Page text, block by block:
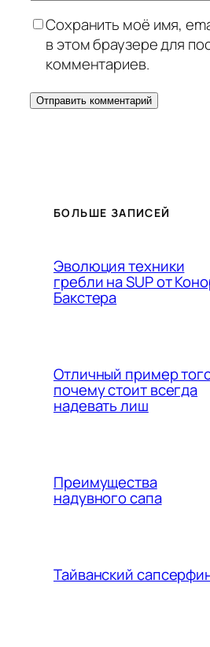
Сохранить моё имя,
в этом браузере для
комментариев.
БОЛЬШЕ ЗАПИСЕЙ
Эволюция техники
гребли на SUP от
Бакстера
Отличный пример
почему стоит всегда
надевать лиш
Преимущества
надувного сапа
Тайванский